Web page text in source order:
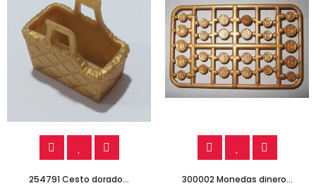
254791 Cesto dorado... 300002 Monedas dinero...